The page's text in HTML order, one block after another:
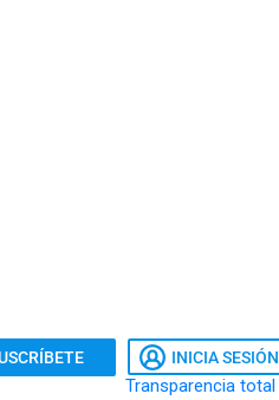
INICIA SESIÓN
Transparencia total